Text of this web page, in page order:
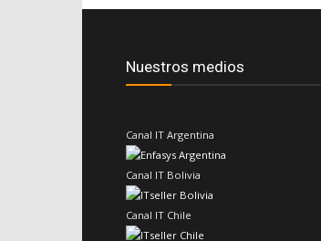
Nuestros medios
Canal IT Argentina
Canal IT Bolivia
Canal IT Chile